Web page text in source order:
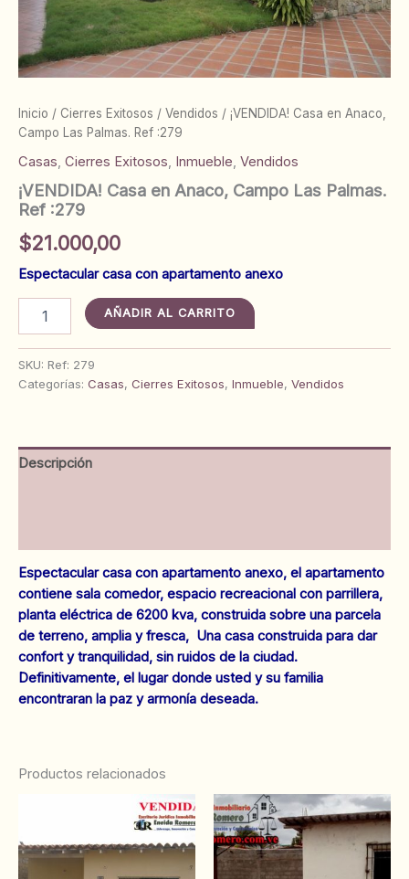
Inicio / Cierres Exitosos / Vendidos / ¡VENDIDA! Casa en Anaco,
Campo Las Palmas. Ref :279
Casas, Cierres Exitosos, Inmueble, Vendidos
¡VENDIDA! Casa en Anaco, Campo Las Palmas.
Ref :279
$21.000,00
Espectacular casa con apartamento anexo
Casa
Anaco,
Campo
:279
cantidad
AÑADIR AL CARRITO
SKU: Ref: 279
Categorías: Casas, Cierres Exitosos, Inmueble, Vendidos
Descripción
Espectacular casa con apartamento anexo, el apartamento
contiene sala comedor, espacio recreacional con parrillera,
planta eléctrica de 6200 kva, construida sobre una parcela
de terreno, amplia y fresca, Una casa construida para dar
confort y tranquilidad, sin ruidos de la ciudad.
Definitivamente, el lugar donde usted y su familia
encontraran la paz y armonía deseada.
Productos relacionados